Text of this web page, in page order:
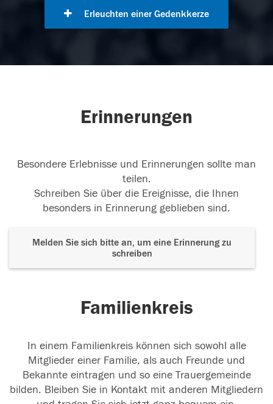
Erleuchten einer Gedenkkerze
Erinnerungen
Besondere Erlebnisse und Erinnerungen sollte man
teilen.
Schreiben Sie über die Ereignisse, die Ihnen
besonders in Erinnerung geblieben sind.
Melden Sie sich bitte an, um eine Erinnerung zu
schreiben
Familienkreis
In einem Familienkreis können sich sowohl alle
Mitglieder einer Familie, als auch Freunde und
Bekannte eintragen und so eine Trauergemeinde
bilden. Bleiben Sie in Kontakt mit anderen Mitgliedern